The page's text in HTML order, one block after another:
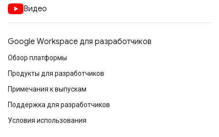
Видео
Google Workspace для разработчиков
Обзор платформы
Продукты для разработчиков
Примечания к выпускам
Поддержка для разработчиков
Условия использования